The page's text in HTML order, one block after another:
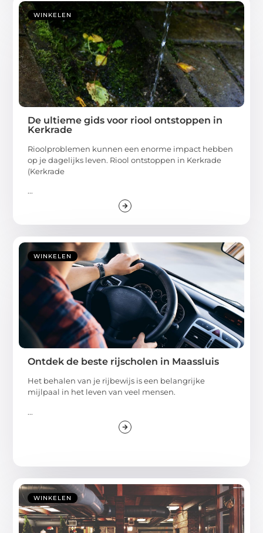
WINKELEN
De ultieme gids voor riool ontstoppen in
Kerkrade
Rioolproblemen kunnen een enorme impact hebben
op je dagelijks leven. Riool ontstoppen in Kerkrade
(Kerkrade
...
WINKELEN
Ontdek de beste rijscholen in Maassluis
Het behalen van je rijbewijs is een belangrijke
mijlpaal in het leven van veel mensen.
...
WINKELEN